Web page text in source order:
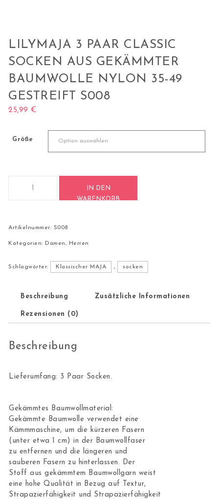
LILYMAJA 3 PAAR CLASSIC
SOCKEN AUS GEKÄMMTER
BAUMWOLLE NYLON 35-49
GESTREIFT S008
25,99€
Größe
IN DEN
WARENKORB
Artikelnummer: S008
Kategorien: Damen, Herren
Schlagwörter: Klassischer MAJA , socken
Beschreibung Zusätzliche Informationen
Rezensionen (0)
Beschreibung
Lieferumfang: 3 Paar Socken.
Gekämmtes Baumwollmaterial:
Gekämmte Baumwolle verwendet eine
Kämmmaschine, um die kürzeren Fasern
(unter etwa 1 cm) in der Baumwollfaser
zu entfernen und die längeren und
sauberen Fasern zu hinterlassen. Der
Stoff aus gekämmtem Baumwollgarn weist
eine hohe Qualität in Bezug auf Textur,
Strapazierfähigkeit und Strapazierfähigkeit